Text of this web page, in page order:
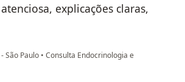
explicações claras,
São Paulo • Consulta Endocrinologia e
Toshio Nakai